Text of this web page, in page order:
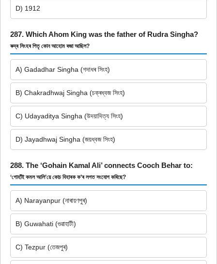
D) 1912
287. Which Ahom King was the father of Rudra Singha?
ৰুদ্ৰ সিংহৰ পিতৃ কোন আহোম ৰজা আছিল?
A) Gadadhar Singha (গদাধৰ সিংহ)
B) Chakradhwaj Singha (চক্ৰধ্বজ সিংহ)
C) Udayaditya Singha (উদয়াদিত্য সিংহ)
D) Jayadhwaj Singha (জয়ধ্বজ সিংহ)
288. The ‘Gohain Kamal Ali’ connects Cooch Behar to:
‘গোহাঁই কমল আলি’য়ে কোচ বিহাৰক ক’ৰ লগত সংযোগ কৰিছে?
A) Narayanpur (নাৰায়ণপুৰ)
B) Guwahati (গুৱাহাটী)
C) Tezpur (তেজপুৰ)